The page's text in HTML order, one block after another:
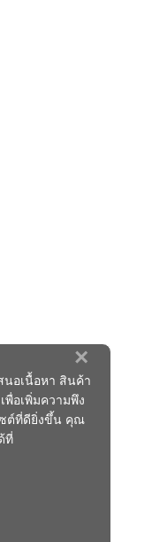
×
นอเนื้อหา สินค้า
อเพิ่มความพึง
ซต์ที่ดียิ่งขึ้น คุณ
ที่